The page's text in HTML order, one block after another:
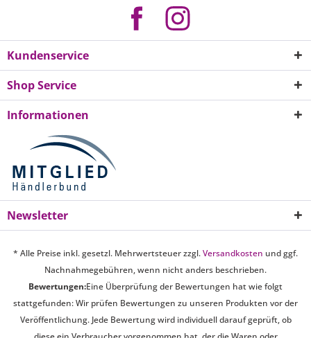
Kundenservice
Shop Service
Informationen
Newsletter
* Alle Preise inkl. gesetzl. Mehrwertsteuer zzgl.Versandkosten und ggf.
Nachnahmegebühren, wenn nicht anders beschrieben.
Bewertungen:Eine Überprüfung der Bewertungen hat wie folgt
stattgefunden: Wir prüfen Bewertungen zu unseren Produkten vor der
Veröffentlichung. Jede Bewertung wird individuell darauf geprüft, ob